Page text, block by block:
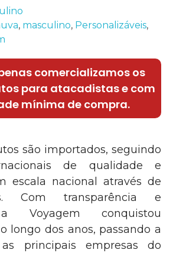
, masculino, Personalizáveis,
comercializamos os
para atacadistas e com
mínima de compra.
são importados, seguindo
de qualidade e
escala nacional através de
Com transparência e
Voyagem conquistou
longo dos anos, passando a
principais empresas do